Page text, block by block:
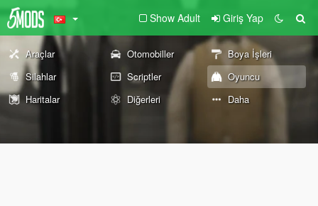
Show Adult Giriş Yap
Araçlar Otomobiller
Boya İşleri
Silahlar
Scriptler
Oyuncu
Haritalar
Diğerleri Daha